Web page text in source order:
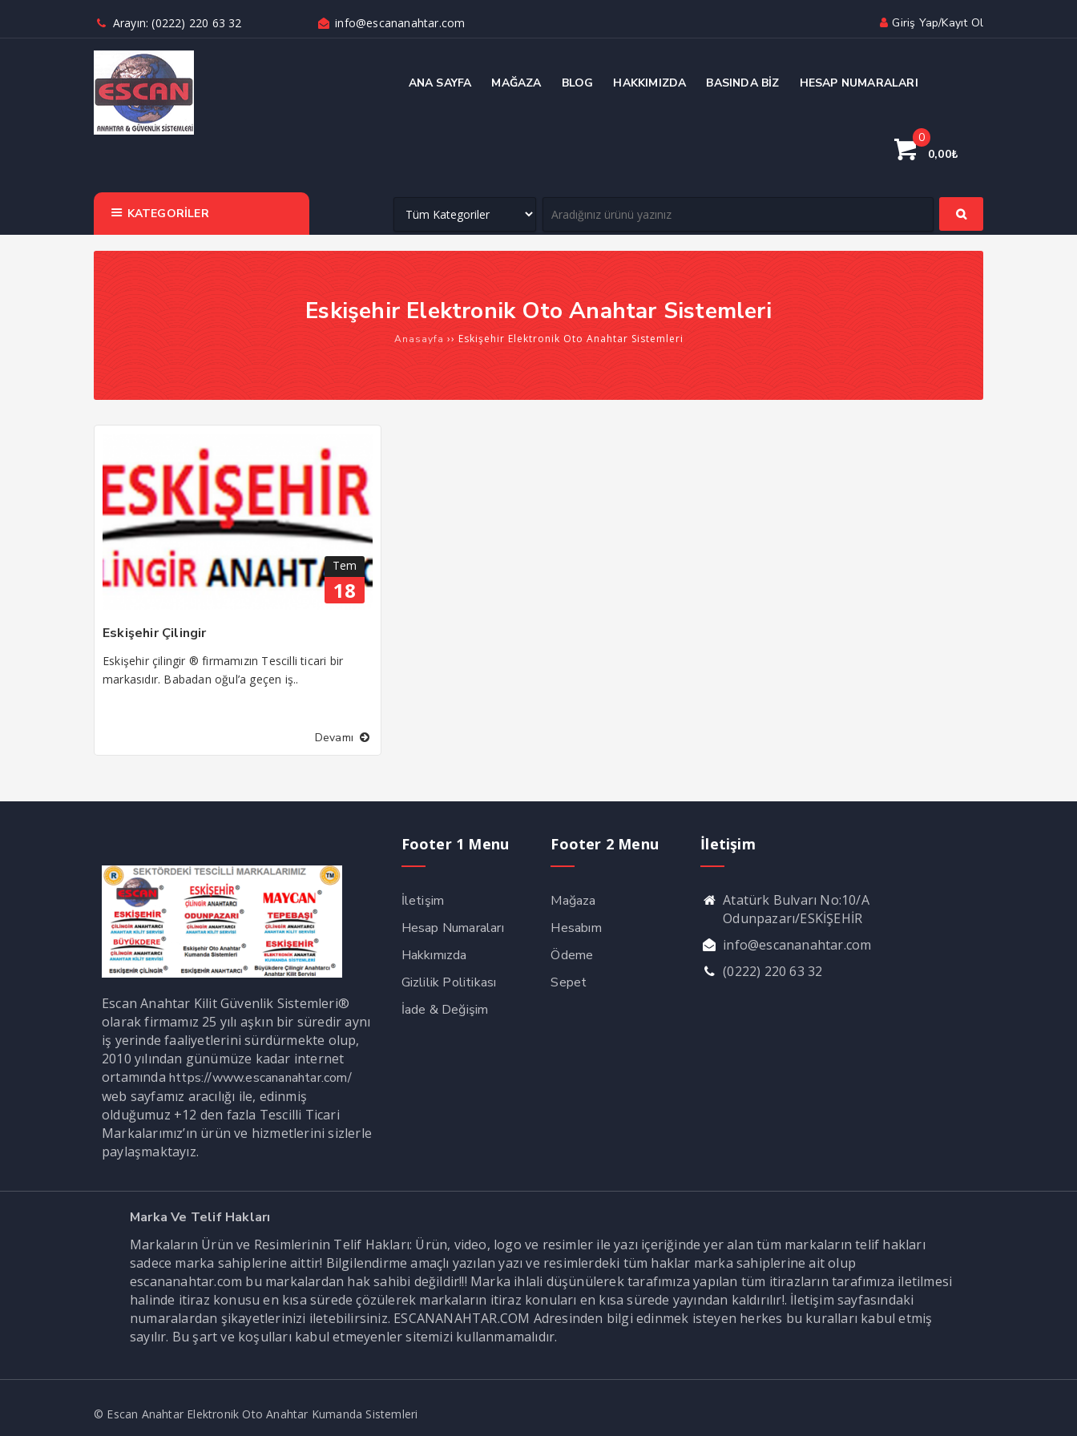
Arayın: (0222) 220 63 32 info@escananahtar.com Giriş Yap/Kayıt Ol
ANA SAYFA MAĞAZA BLOG HAKKIMIZDA BASINDA BIZ HESAP NUMARALARI
0
0,00₺
KATEGORİLER
Eskişehir Elektronik Oto Anahtar Sistemleri
Anasayfa ›› Eskişehir Elektronik Oto Anahtar Sistemleri
Tem
18
Eskişehir Çilingir
Eskişehir çilingir ® firmamızın Tescilli ticari bir
markasıdır. Babadan oğul’a geçen iş..
Devamı
Escan Anahtar Kilit Güvenlik Sistemleri®
olarak firmamız 25 yılı aşkın bir süredir aynı
iş yerinde faaliyetlerini sürdürmekte olup,
2010 yılından günümüze kadar internet
ortamında https://www.escananahtar.com/
web sayfamız aracılığı ile, edinmiş
olduğumuz +12 den fazla Tescilli Ticari
Markalarımız’ın ürün ve hizmetlerini sizlerle
paylaşmaktayız.
Footer 1 Menu
İletişim
Hesap Numaraları
Hakkımızda
Gizlilik Politikası
İade & Değişim
Footer 2 Menu
Mağaza
Hesabım
Ödeme
Sepet
İletişim
Atatürk Bulvarı No:10/A
Odunpazarı/ESKİŞEHİR
info@escananahtar.com
(0222) 220 63 32
Marka Ve Telif Hakları
Markaların Ürün ve Resimlerinin Telif Hakları: Ürün, video, logo ve resimler ile yazı içeriğinde yer alan tüm markaların telif hakları
sadece marka sahiplerine aittir! Bilgilendirme amaçlı yazılan yazı ve resimlerdeki tüm haklar marka sahiplerine ait olup
escananahtar.com bu markalardan hak sahibi değildir!!! Marka ihlali düşünülerek tarafımıza yapılan tüm itirazların tarafımıza iletilmesi
halinde itiraz konusu en kısa sürede çözülerek markaların itiraz konuları en kısa sürede yayından kaldırılır!. İletişim sayfasındaki
numaralardan şikayetlerinizi iletebilirsiniz. ESCANANAHTAR.COM Adresinden bilgi edinmek isteyen herkes bu kuralları kabul etmiş
sayılır. Bu şart ve koşulları kabul etmeyenler sitemizi kullanmamalıdır.
© Escan Anahtar Elektronik Oto Anahtar Kumanda Sistemleri